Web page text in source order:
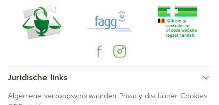
Juridische links
Algemene verkoopsvoorwaarden Privacy disclaimer Cookies